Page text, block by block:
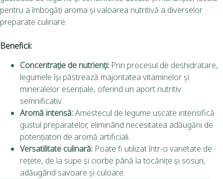
pentru a îmbogăți aroma și valoarea nutritivă a diverselor
preparate culinare.
Beneficii:
Concentrație de nutrienți: Prin procesul de deshidratare,
legumele își păstrează majoritatea vitaminelor și
mineralelor esențiale, oferind un aport nutritiv
semnificativ.
Aromă intensă:Amestecul de legume uscate intensifică
gustul preparatelor, eliminând necesitatea adăugării de
potențiatori de aromă artificiali.
Versatilitate culinară: Poate fi utilizat într-o varietate de
rețete, de la supe și ciorbe până la tocănițe și sosuri,
adăugând savoare și culoare.